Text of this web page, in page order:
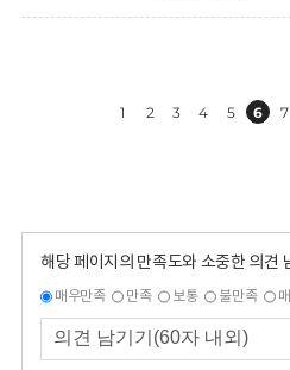
1 2 3 4 5 6 7
해당 페이지의 만족도와 소중한 의견
매우만족 만족 보통 불만족